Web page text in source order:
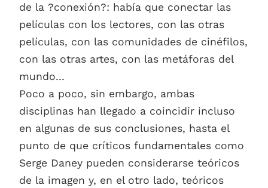
de la ?conexión?: había que conectar las
películas con los lectores, con las otras
películas, con las comunidades de cinéfilos,
con las otras artes, con las metáforas del
mundo...
Poco a poco, sin embargo, ambas
disciplinas han llegado a coincidir incluso
en algunas de sus conclusiones, hasta el
punto de que críticos fundamentales como
Serge Daney pueden considerarse teóricos
de la imagen y, en el otro lado, teóricos